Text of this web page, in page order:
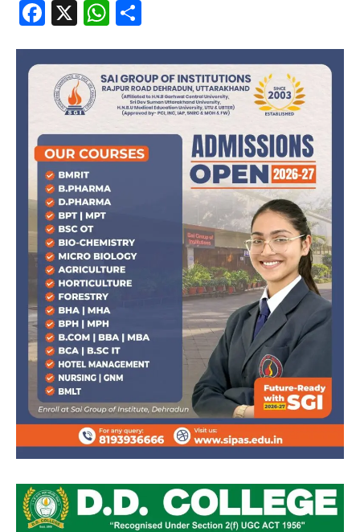
Facebook
X WhatsApp